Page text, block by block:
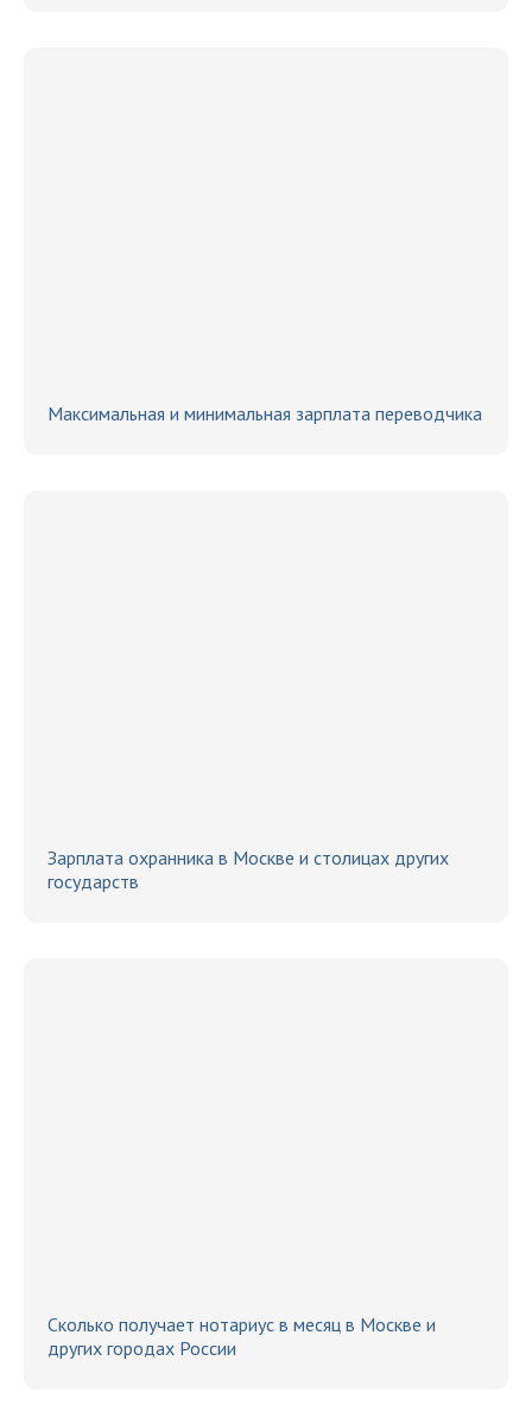
Максимальная и минимальная зарплата переводчика
Зарплата охранника в Москве и столицах других
государств
Сколько получает нотариус в месяц в Москве и
других городах России